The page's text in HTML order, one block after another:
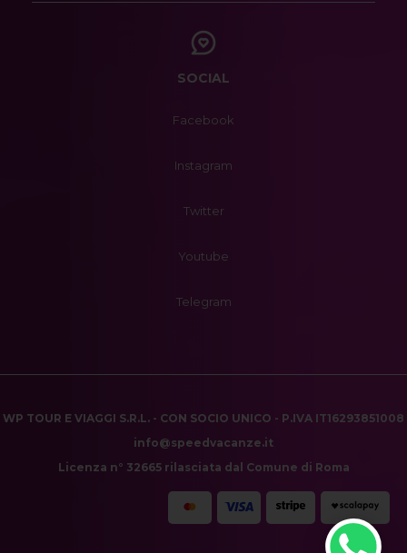
SOCIAL
Facebook
Instagram
Twitter
Youtube
Telegram
WP TOUR E VIAGGI S.R.L. - CON SOCIO UNICO - P.IVA IT16293851008
info@speedvacanze.it
Licenza n° 32665 rilasciata dal Comune di Roma